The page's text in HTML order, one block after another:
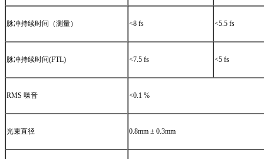
脉冲持续时间（测量） <8 fs <5.5 fs
脉冲持续时间(FTL) <7.5 fs <5 fs
RMS 噪音 <0.1 %
光束直径 0.8mm ± 0.3mm